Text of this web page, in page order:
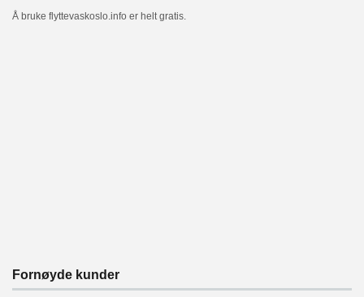
Å bruke flyttevaskoslo.info er helt gratis.
Fornøyde kunder